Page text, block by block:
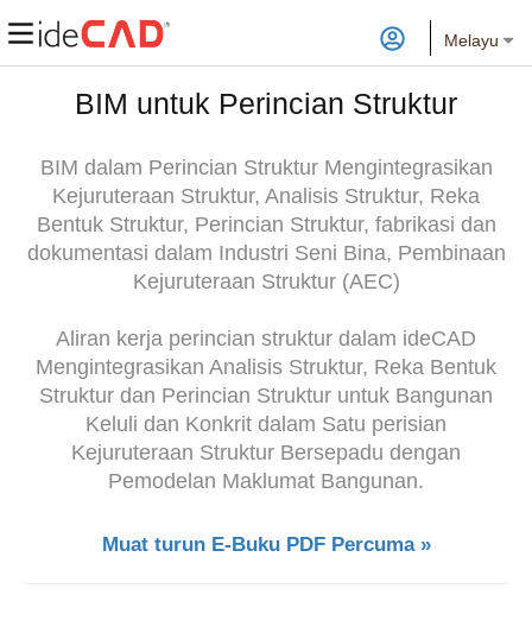
Melayu
BIM untuk Perincian Struktur
BIM dalam Perincian Struktur Mengintegrasikan
Kejuruteraan Struktur, Analisis Struktur, Reka
Bentuk Struktur, Perincian Struktur, fabrikasi dan
dokumentasi dalam Industri Seni Bina, Pembinaan
Kejuruteraan Struktur (AEC)
Aliran kerja perincian struktur dalam ideCAD
Mengintegrasikan Analisis Struktur, Reka Bentuk
Struktur dan Perincian Struktur untuk Bangunan
Keluli dan Konkrit dalam Satu perisian
Kejuruteraan Struktur Bersepadu dengan
Pemodelan Maklumat Bangunan.
Muat turun E-Buku PDF Percuma »